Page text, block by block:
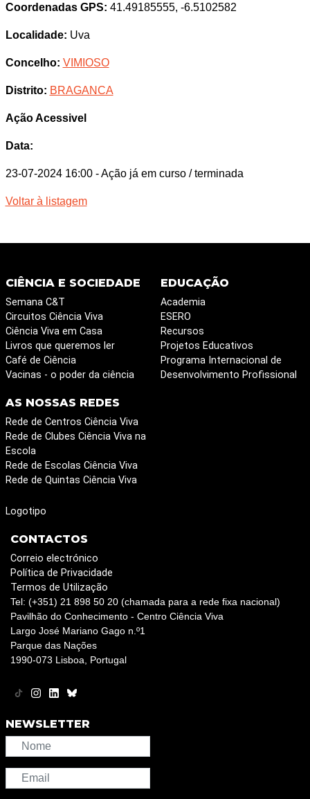
Coordenadas GPS: 41.49185555, -6.5102582
Localidade: Uva
Concelho: VIMIOSO
Distrito: BRAGANCA
Ação Acessivel
Data:
23-07-2024 16:00 - Ação já em curso / terminada
Voltar à listagem
CIÊNCIA E SOCIEDADE
Semana C&T
Circuitos Ciência Viva
Ciência Viva em Casa
Livros que queremos ler
Café de Ciência
Vacinas - o poder da ciência
EDUCAÇÃO
Academia
ESERO
Recursos
Projetos Educativos
Programa Internacional de
Desenvolvimento Profissional
AS NOSSAS REDES
Rede de Centros Ciência Viva
Rede de Clubes Ciência Viva na
Escola
Rede de Escolas Ciência Viva
Rede de Quintas Ciência Viva
Logotipo
CONTACTOS
Correio electrónico
Política de Privacidade
Termos de Utilização
Tel: (+351) 21 898 50 20 (chamada para a rede fixa nacional)
Pavilhão do Conhecimento - Centro Ciência Viva
Largo José Mariano Gago n.º1
Parque das Nações
1990-073 Lisboa, Portugal
NEWSLETTER